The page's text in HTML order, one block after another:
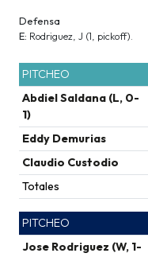
Defensa
E: Rodriguez, J (1, pickoff).
PITCHEO
Abdiel Saldana (L, 0-
1)
Eddy Demurias
Claudio Custodio
Totales
PITCHEO
Jose Rodriguez (W, 1-